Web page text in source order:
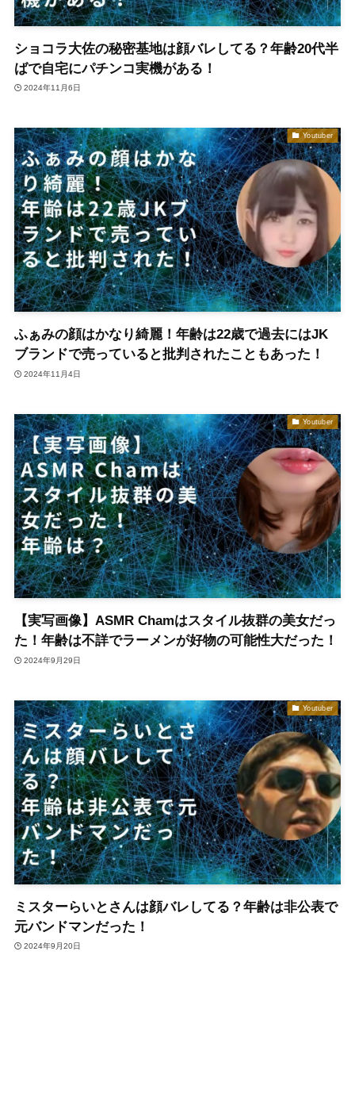
ショコラ大佐の秘密基地は顔バレしてる？年齢20代半
ばで自宅にパチンコ実機がある！
2024年11月6日
Youtuber
ふぁみの顔はかなり綺麗！年齢は22歳で過去にはJK
ブランドで売っていると批判されたこともあった！
2024年11月4日
Youtuber
【実写画像】ASMR Chamはスタイル抜群の美女だっ
た！年齢は不詳でラーメンが好物の可能性大だった！
2024年9月29日
Youtuber
ミスターらいとさんは顔バレしてる？年齢は非公表で
元バンドマンだった！
2024年9月20日